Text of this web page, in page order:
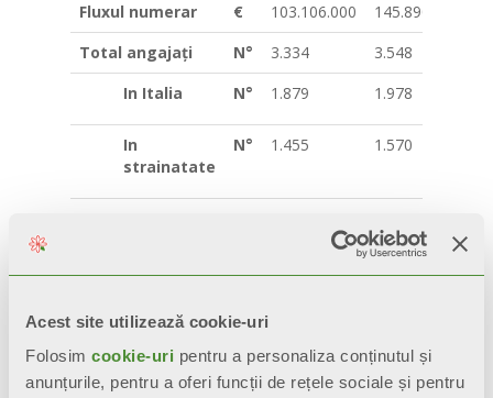
Acest site utilizează cookie-uri
Folosim cookie-uri pentru a personaliza conținutul și
anunțurile, pentru a oferi funcții de rețele sociale și pentru
Fluxul numerar
€ 103.106.000 145.890.000
Total angajați
N° 3.334 3.548
In Italia
N° 1.879 1.978
In
strainatate
N° 1.455 1.570
structurată de sustenabilitate care a făcut
răspunsul la nevoile părților interesate în termeni
ESG.